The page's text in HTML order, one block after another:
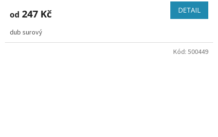
od 247 Kč DETAIL
dub surový
Kód: 500449